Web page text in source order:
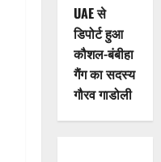
UAE से
डिपोर्ट हुआ
कौशल-बंबीहा
गैंग का सदस्य
गौरव गाडोली